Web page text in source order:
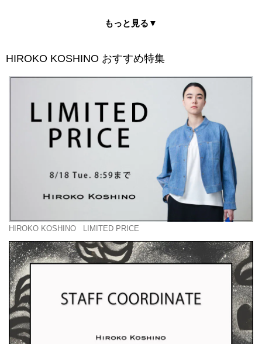
もっと見る▼
HIROKO KOSHINO おすすめ特集
HIROKO KOSHINO LIMITED PRICE